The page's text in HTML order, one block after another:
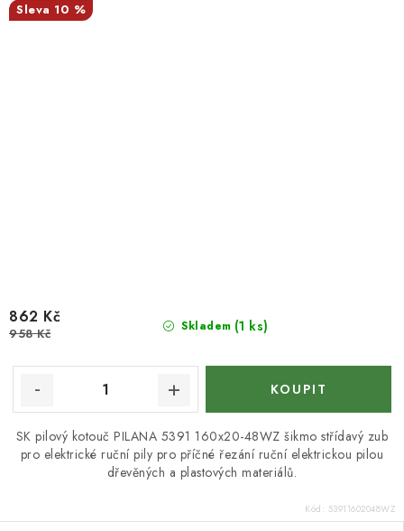
10 %
Skladem (1 ks)
862 Kč
958 Kč
SK pilový kotouč PILANA 5391 160x20-48WZ šikmo střídavý zub
pro elektrické ruční pily pro příčné řezání ruční elektrickou pilou
dřevěných a plastových materiálů.
Kód: 53911602048WZ